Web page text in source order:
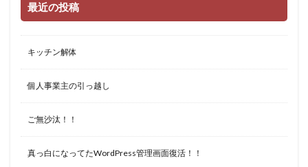
最近の投稿
キッチン解体
個人事業主の引っ越し
ご無沙汰！！
真っ白になってたWordPress管理画面復活！！